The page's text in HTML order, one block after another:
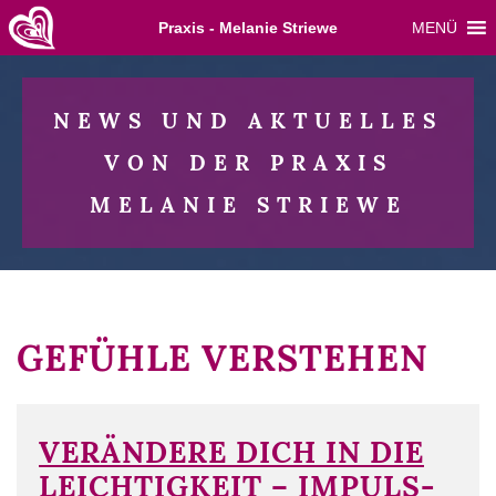
Skip
to
Praxis - Melanie Striewe MENÜ
NEWS UND AKTUELLES
VON DER PRAXIS
MELANIE STRIEWE
GEFÜHLE VERSTEHEN
VERÄNDERE DICH IN DIE
LEICHTIGKEIT – IMPULS-